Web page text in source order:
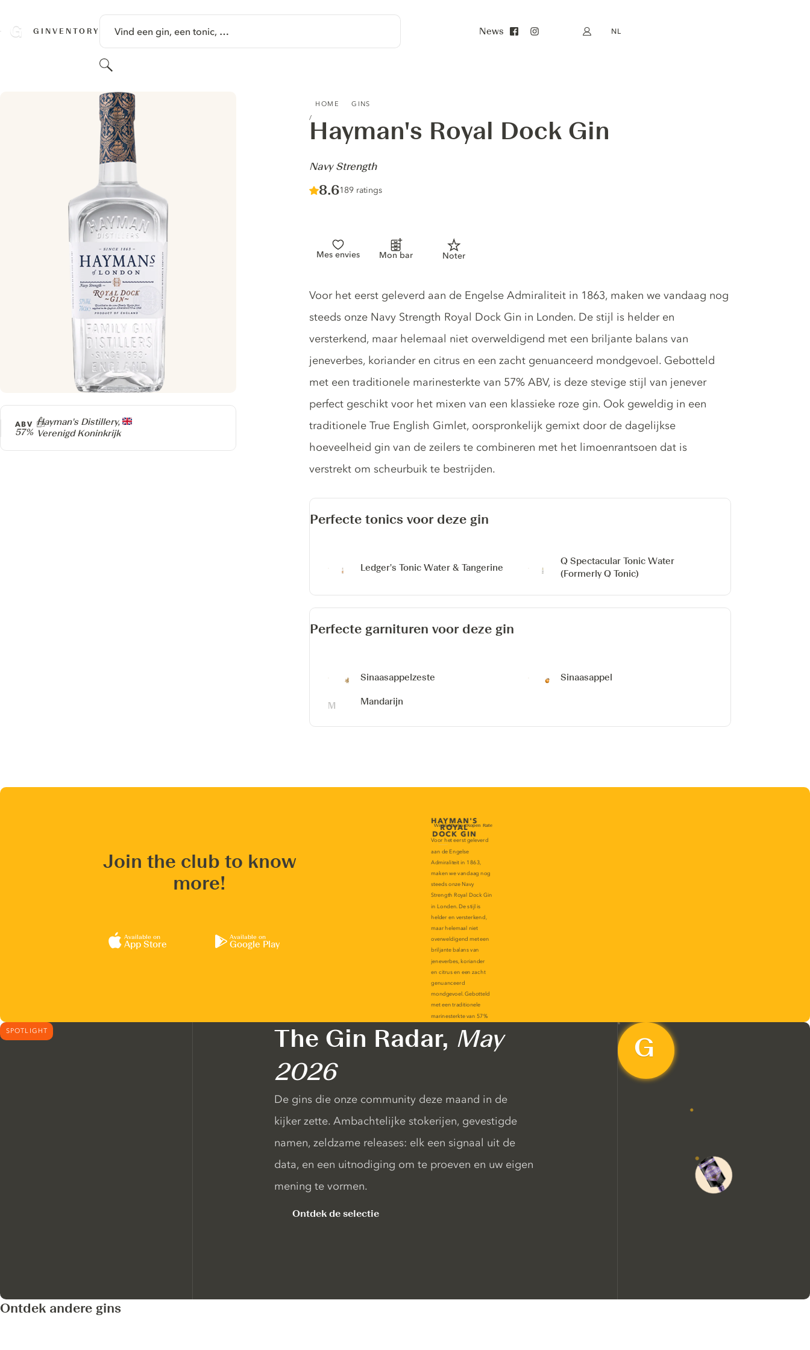
GINVENTORY Vind een gin, een tonic, …
Zoeken
News Mijn account
NL
HOME GINS
Hayman's Royal Dock Gin
-
Navy Strength
Score :
8.6/ 10
189 ratings
Mes envies Mon bar Noter
Producer
Hayman's Distillery,
Verenigd Koninkrijk
ABV
57%
Gin description
Voor het eerst geleverd aan de Engelse Admiraliteit in 1863, maken we vandaag nog
steeds onze Navy Strength Royal Dock Gin in Londen. De stijl is helder en
versterkend, maar helemaal niet overweldigend met een briljante balans van
jeneverbes, koriander en citrus en een zacht genuanceerd mondgevoel. Gebotteld
met een traditionele marinesterkte van 57% ABV, is deze stevige stijl van jenever
perfect geschikt voor het mixen van een klassieke roze gin. Ook geweldig in een
traditionele True English Gimlet, oorspronkelijk gemixt door de dagelijkse
hoeveelheid gin van de zeilers te combineren met het limoenrantsoen dat is
verstrekt om scheurbuik te bestrijden.
Perfecte tonics voor deze gin
Ledger's Tonic Water & Tangerine
Q Spectacular Tonic Water
(Formerly Q Tonic)
Perfecte garnituren voor deze gin
Sinaasappelzeste Sinaasappel
Mandarijn
Join the club to know
more!
Available on
App Store
Available on
Google Play
SPOTLIGHT The Gin Radar, May
2026
De gins die onze community deze maand in de
kijker zette. Ambachtelijke stokerijen, gevestigde
namen, zeldzame releases: elk een signaal uit de
data, en een uitnodiging om te proeven en uw eigen
mening te vormen.
Ontdek de selectie
Ontdek andere gins